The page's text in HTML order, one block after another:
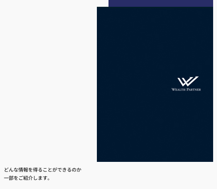
どんな情報を得ることができるのか
一部をご紹介します。